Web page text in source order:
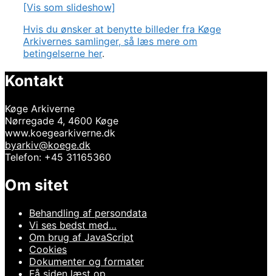
[Vis som slideshow]
Hvis du ønsker at benytte billeder fra Køge
Arkivernes samlinger, så læs mere om
betingelserne her.
Kontakt
Køge Arkiverne
Nørregade 4, 4600 Køge
www.koegearkiverne.dk
byarkiv@koege.dk
Telefon: +45 31165360
Om sitet
Behandling af persondata
Vi ses bedst med…
Om brug af JavaScript
Cookies
Dokumenter og formater
Få siden læst op